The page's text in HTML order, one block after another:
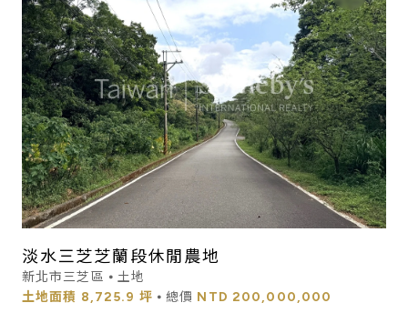
淡水三芝芝蘭段休閒農地
新北市三芝區 ⦁ 土地
土地面積 8,725.9 坪 ⦁ 總價 NTD 200,000,000